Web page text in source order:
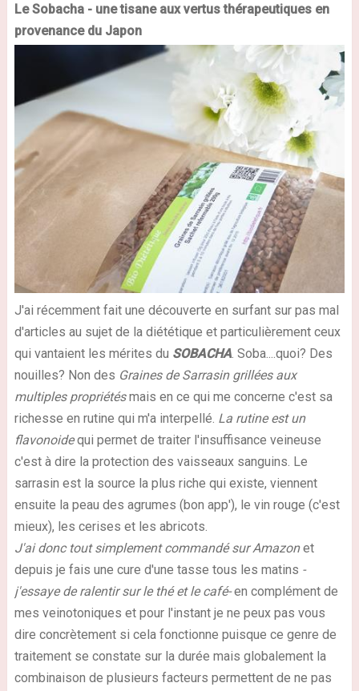
Le Sobacha - une tisane aux vertus thérapeutiques en
provenance du Japon
J'ai récemment fait une découverte en surfant sur pas mal
d'articles au sujet de la diététique et particulièrement ceux
qui vantaient les mérites du SOBACHA. Soba....quoi? Des
nouilles? Non des Graines de Sarrasin grillées aux
multiples propriétésmais en ce qui me concerne c'est sa
richesse en rutine qui m'a interpellé. La rutine est un
flavonoidequi permet de traiter l'insuffisance veineuse
c'est à dire la protection des vaisseaux sanguins. Le
sarrasin est la source la plus riche qui existe, viennent
ensuite la peau des agrumes (bon app'), le vin rouge (c'est
mieux), les cerises et les abricots.
J'ai donc tout simplement commandé sur Amazonet
depuis je fais une cure d'une tasse tous les matins -
j'essaye de ralentir sur le thé et le café-en complément de
mes veinotoniques et pour l'instant je ne peux pas vous
dire concrètement si cela fonctionne puisque ce genre de
traitement se constate sur la durée mais globalement la
combinaison de plusieurs facteurs permettent de ne pas